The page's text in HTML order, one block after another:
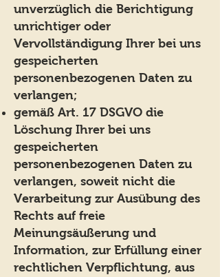
unverzüglich die Berichtigung
unrichtiger oder
Vervollständigung Ihrer bei uns
gespeicherten
personenbezogenen Daten zu
verlangen;
gemäß Art. 17 DSGVO die
Löschung Ihrer bei uns
gespeicherten
personenbezogenen Daten zu
verlangen, soweit nicht die
Verarbeitung zur Ausübung des
Rechts auf freie
Meinungsäußerung und
Information, zur Erfüllung einer
rechtlichen Verpflichtung, aus